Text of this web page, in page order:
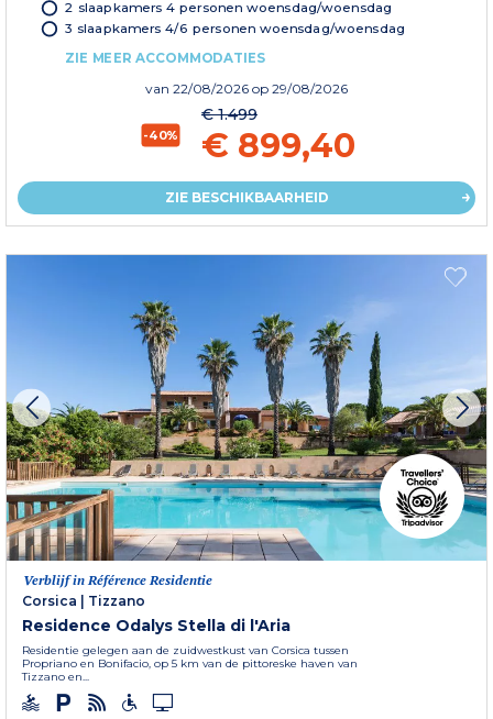
2 slaapkamers 4 personen woensdag/woensdag
3 slaapkamers 4/6 personen woensdag/woensdag
ZIE MEER ACCOMMODATIES
van 22/08/2026 op 29/08/2026
-40%
€ 1.499
€ 899,40
ZIE BESCHIKBAARHEID
Verblijf in Référence Residentie
Corsica
Tizzano
Residence Odalys Stella di l'Aria
Residentie gelegen aan de zuidwestkust van Corsica tussen
Propriano en Bonifacio, op 5 km van de pittoreske haven van
Tizzano en...